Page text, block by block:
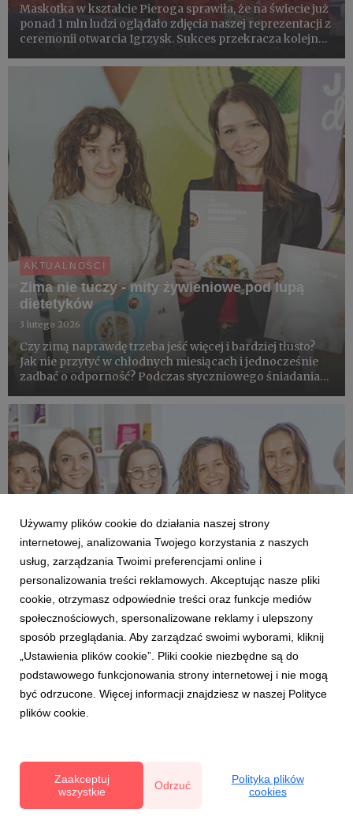
Maskotka w kształcie Pieroga sprawiła, że na świecie już
ponad 1 mln ludzi oglądało zdjęcia naszej reprezentacji z
ceremonii otwarcia Igrzysk. Sukces przekracza kolejne
AKTUALNOŚCI
Zima nie tuczy - mity żywieniowe pod lupą
dietetyków
3 lutego 2026
Czy zimą naprawdę trzeba jeść więcej i bardziej tłusto?
Jak nie przytyć w chłodnych miesiącach i jednocześnie
zadbać o odporność? Podczas styczniowego śniadania
Monika Stromkie-Złomaniec rozprawiła się z
popularnymi mitam...
AKTUALNOŚCI
Polskie święta, polskie produkty, wspólne
życzenia
22 grudnia 2025
Święta to czas zatrzymania, spotkań przy wspólnym stole
i wdzięczności - także za to, co na nim gości. Dietetycy,
producenci oraz przedstawiciele mediów i badań rynku
odżyw...
Używamy plików cookie do działania naszej strony
internetowej, analizowania Twojego korzystania z naszych
usług, zarządzania Twoimi preferencjami online i
personalizowania treści reklamowych. Akceptując nasze pliki
cookie, otrzymasz odpowiednie treści oraz funkcje mediów
społecznościowych, spersonalizowane reklamy i ulepszony
sposób przeglądania. Aby zarządzać swoimi wyborami, kliknij
„Ustawienia plików cookie”. Pliki cookie niezbędne są do
podstawowego funkcjonowania strony internetowej i nie mogą
być odrzucone. Więcej informacji znajdziesz w naszej Polityce
plików cookie.
Zaakceptuj
wszystkie
Odrzuć
Polityka plików
cookies